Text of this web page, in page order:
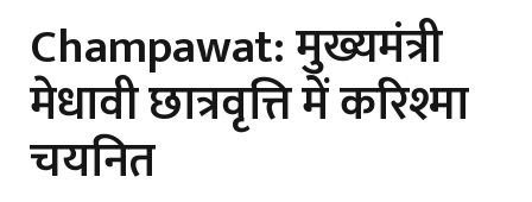
Champawat: मुख्यमंत्री
मेधावी छात्रवृत्ति में करिश्मा
चयनित